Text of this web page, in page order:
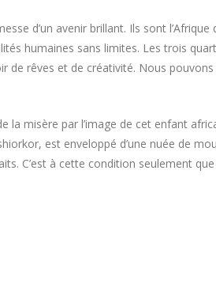
d’un avenir brillant. Ils sont
humaines sans limites. Les trois
de rêves et de créativité. Nous
la misère par l’image de cet enfant
est enveloppé d’une nuée de
C’est à cette condition seulement